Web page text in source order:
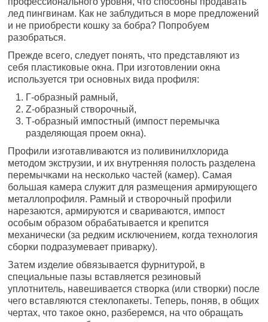
лед пингвинам. Как не заблудиться в море предложений
и не приобрести кошку за бобра? Попробуем
разобраться.
Прежде всего, следует понять, что представляют из
себя пластиковые окна. При изготовлении окна
используется три основных вида профиля:
Г-образный рамный,
Z-образный створочный,
Т-образный импостный (импост перемычка
разделяющая проем окна).
Профили изготавливаются из поливинилхлорида
методом экструзии, и их внутренняя полость разделена
перемычками на несколько частей (камер). Самая
большая камера служит для размещения армирующего
металлопрофиля. Рамный и створочный профили
нарезаются, армируются и свариваются, импост
особым образом обрабатывается и крепится
механически (за редким исключением, когда технология
сборки подразумевает приварку).
Затем изделие обвязывается фурнитурой, в
специальные пазы вставляется резиновый
уплотнитель, навешивается створка (или створки) после
чего вставляются стеклопакеты. Теперь, поняв, в общих
чертах, что такое окно, разберемся, на что обращать